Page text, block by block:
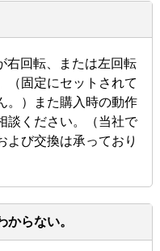
右回転、または左回転
（固定にセットされて
。）また購入時の動作
談ください。（当社で
よび交換は承っており
らない。